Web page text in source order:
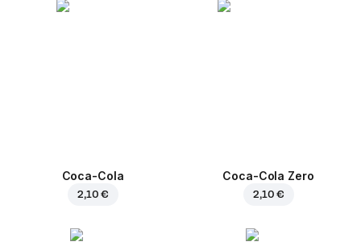
Coca-Cola
2,10 €
Coca-Cola Zero
2,10 €